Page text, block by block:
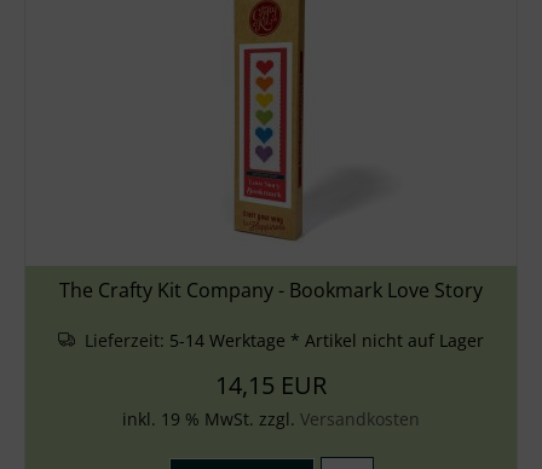
The Crafty Kit Company - Bookmark Love Story
Lieferzeit: 5-14 Werktage * Artikel nicht auf Lager
14,15 EUR
inkl. 19 % MwSt. zzgl. Versandkosten